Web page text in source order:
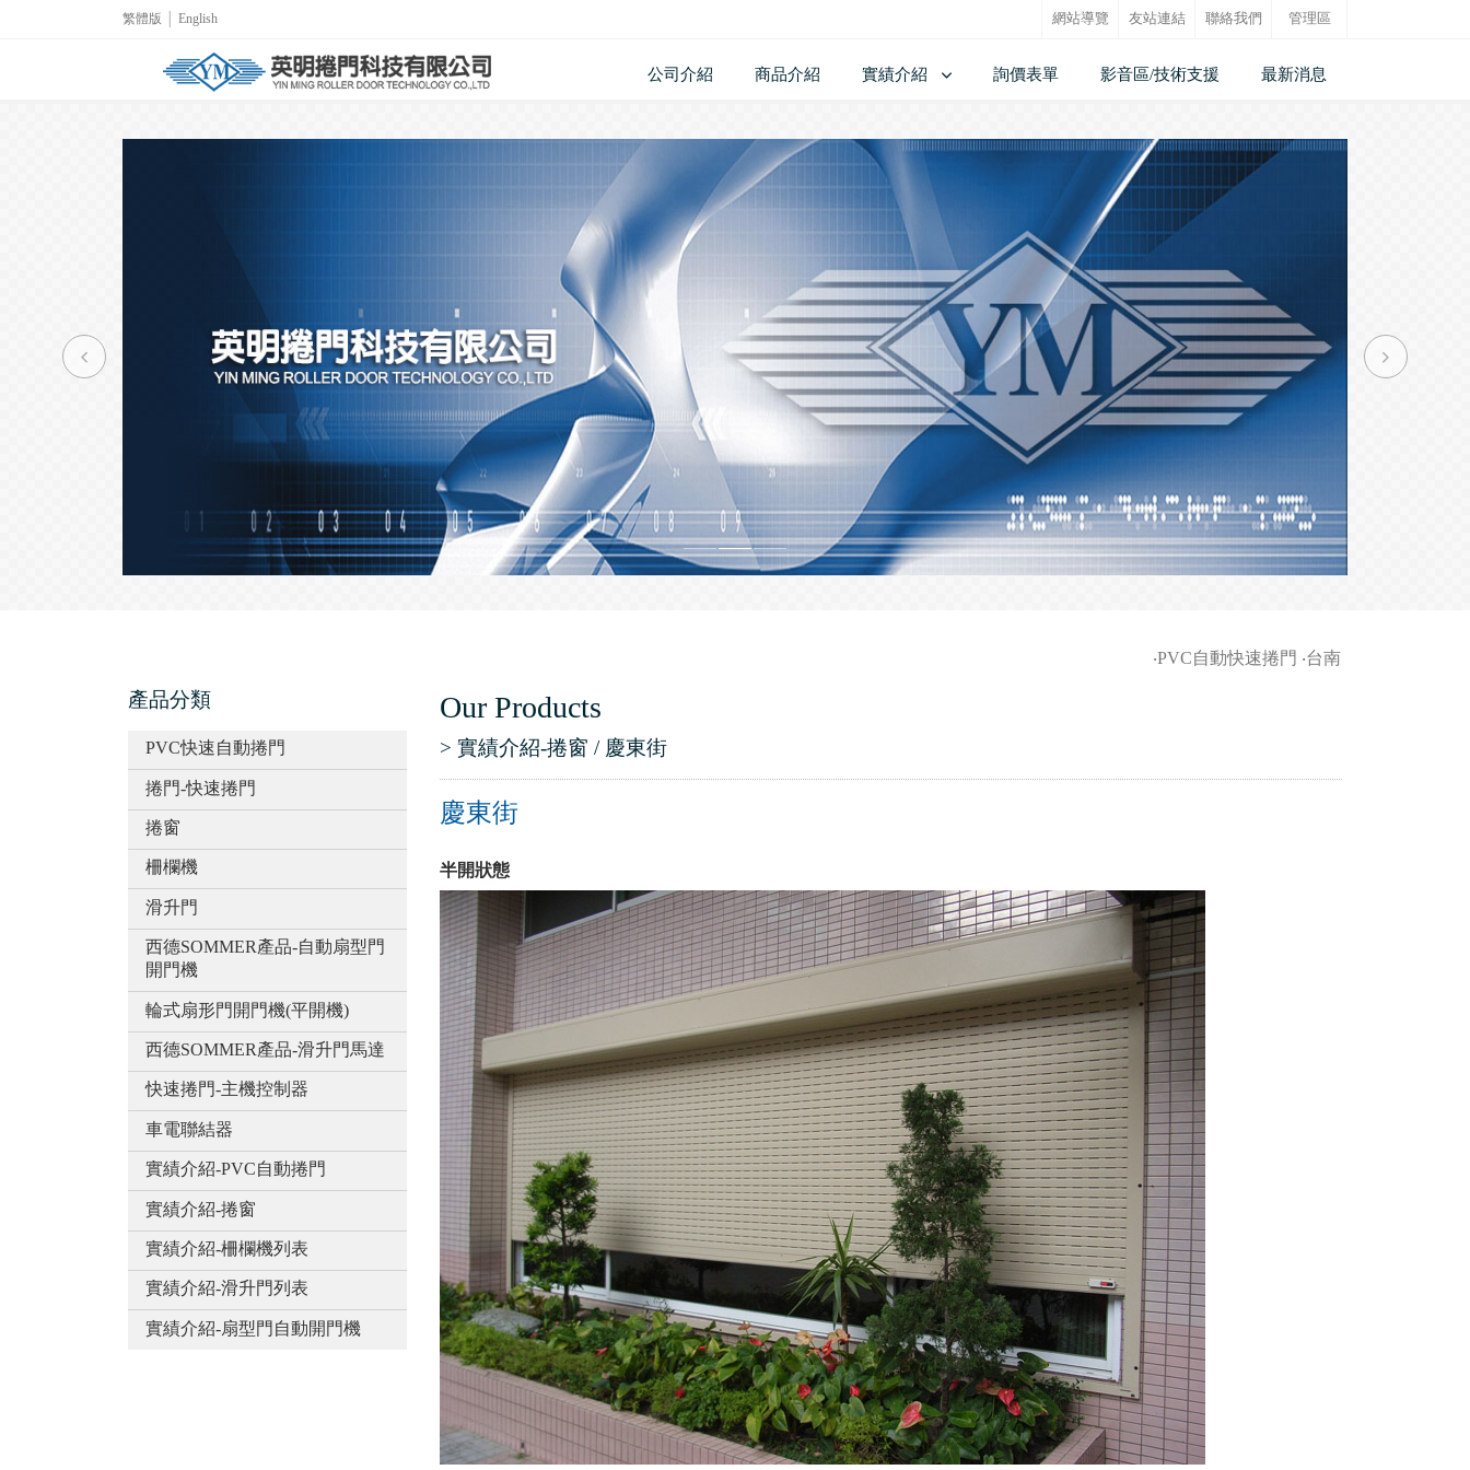
繁體版 English 網站導覽 友站連結 聯絡我們 管理區
公司介紹 商品介紹 實績介紹 詢價表單 影音區/技術支援 最新消息
 
PVC自動快速捲門‧台南家商-柵欄機等車輛管
Our Products
> 實績介紹-捲窗 / 慶東街
慶東街
半開狀態
產品分類
PVC快速自動捲門
捲門-快速捲門
捲窗
柵欄機
滑升門
西德SOMMER產品-自動扇型門
開門機
輪式扇形門開門機(平開機)
西德SOMMER產品-滑升門馬達
快速捲門-主機控制器
車電聯結器
實績介紹-PVC自動捲門
實績介紹-捲窗
實績介紹-柵欄機列表
實績介紹-滑升門列表
實績介紹-扇型門自動開門機